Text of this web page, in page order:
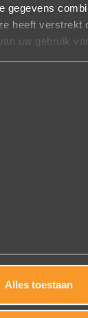
gegevens
heeft verstrekt
uw gebruik
Alles toestaan
US ON